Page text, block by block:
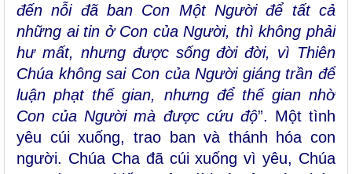
đến nỗi đã ban Con Một Người để tất cả
những ai tin ở Con của Người, thì không phải
hư mất, nhưng được sống đời đời, vì Thiên
Chúa không sai Con của Người giáng trần để
luận phạt thế gian, nhưng để thế gian nhờ
Con của Người mà được cứu độ”. Một tình
yêu cúi xuống, trao ban và thánh hóa con
người. Chúa Cha đã cúi xuống vì yêu, Chúa